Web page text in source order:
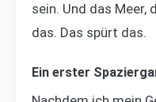
sein. Und das Meer,
das. Das spürt das.
Ein erster